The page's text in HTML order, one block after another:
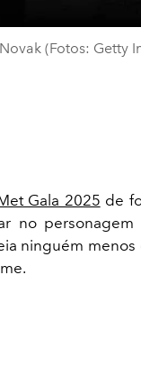
(Fotos: Getty
Gala 2025 de
no
ninguém menos